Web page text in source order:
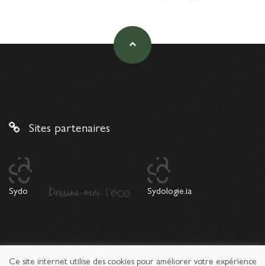
Sites partenaires
Sydo Sydologie.ia
© 2026 Copyright Sydologie. Le magazine de l'innovation
Ce site internet utilise des cookies pour améliorer votre expérience